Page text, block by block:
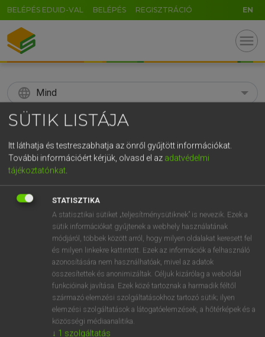
BELÉPÉS EDUID-VAL BELÉPÉS REGISZTRÁCIÓ EN
menu
language Mind
search
KERESÉS
Díjmentes angol szótár
stirrup-bone fn kengyel(csont)
⚲ stirrup-bonekeresése szótárainkban
DÍJMENTES ANGOL SZÓTÁR
SÜTIK LISTÁJA
Itt láthatja és testreszabhatja az önről gyűjtött információkat.
További információért kérjük, olvasd el az adatvédelmi
tájékoztatónkat
STATISZTIKA
A statisztikai sütiket „teljesítménysütiknek” is nevezik. Ezek a
sütik információkat gyűjtenek a webhely használatának
módjáról, többek között arról, hogy milyen oldalakat keresett fel
és milyen linkekre kattintott. Ezek az információk a felhasználó
azonosítására nem használhatóak, mivel az adatok
összesítettek és anonimizáltak. Céljuk kizárólag a weboldal
funkcióinak javítása. Ezek közé tartoznak a harmadik féltől
származó elemzési szolgáltatásokhoz tartozó sütik; ilyen
elemzési szolgáltatások a látogatóelemzések, a hőtérképek és a
közösségi médiaanalitika.
↓ 1 szolgáltatás
GR
5 6 7 8 9 ö ü ó
r t z u i o p ő ú
k l ű
n m , . AltGr